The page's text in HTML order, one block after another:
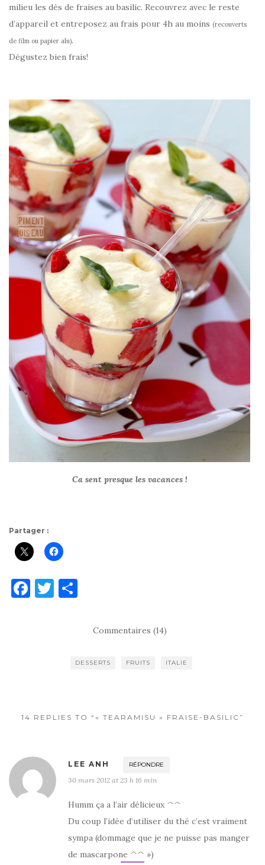
milieu les dés de fraises au basilic. Recouvrez avec le reste
d’appareil et entreposez au frais pour 4h au moins (recouverts
de film ou papier alu).
Dégustez bien frais!
Ca sent presque les vacances !
Partager :
F
k
T
ta
er
Commentaires (14)
DESSERTS FRUITS ITALIE
14 REPLIES TO “« TEARAMISU » FRAISE-BASILIC”
LEE ANH RÉPONDRE
30 mars 2012 at 23 h 16 min
Humm ça a l’air délicieux ^^
Du coup l’idée d’utiliser du thé c’est vraiment
sympa (dommage que je ne puisse pas manger
de mascarpone ^^ »)